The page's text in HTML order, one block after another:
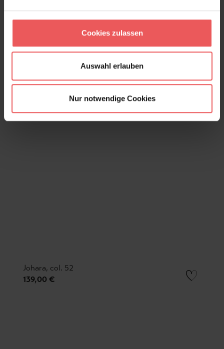
Cookies zulassen
Auswahl erlauben
Nur notwendige Cookies
Johara, col. 40
Johara, col. 52
139,00 €